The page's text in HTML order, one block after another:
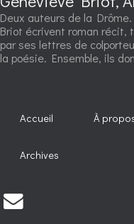
Deux auteurs de la
Briot écrivent roman récit,
par ses lettres de
la poésie. Ensemble, ils
Accueil À
Archives